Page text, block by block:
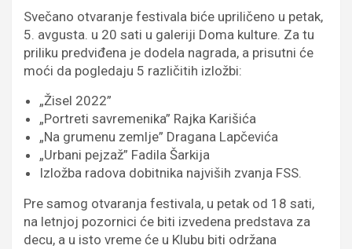
Svečano otvaranje festivala biće upriličeno u petak,
5. avgusta. u 20 sati u galeriji Doma kulture. Za tu
priliku predviđena je dodela nagrada, a prisutni će
moći da pogledaju 5 različitih izložbi:
„Žisel 2022”
„Portreti savremenika” Rajka Karišića
„Na grumenu zemlje” Dragana Lapčevića
„Urbani pejzaž” Fadila Šarkija
Izložba radova dobitnika najviših zvanja FSS.
Pre samog otvaranja festivala, u petak od 18 sati,
na letnjoj pozornici će biti izvedena predstava za
decu, a u isto vreme će u Klubu biti održana